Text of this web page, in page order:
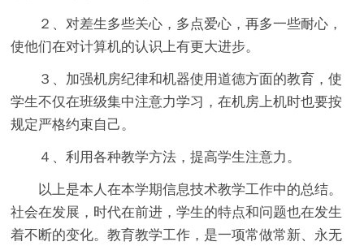
２、对差生多些关心，多点爱心，再多一些耐心，
使他们在对计算机的认识上有更大进步。
３、加强机房纪律和机器使用道德方面的教育，使
学生不仅在班级集中注意力学习，在机房上机时也要按
规定严格约束自己。
４、利用各种教学方法，提高学生注意力。
以上是本人在本学期信息技术教学工作中的总结。
社会在发展，时代在前进，学生的特点和问题也在发生
着不断的变化。教育教学工作，是一项常做常新、永无